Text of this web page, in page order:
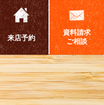
来店予約
資料請求
ご相談